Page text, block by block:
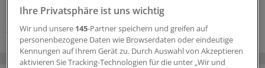
Schlagworte:
Schmerzen Allgemeinmedizin Neurologie/Psychiatrie
Ihre Privatsphäre ist uns wichtig
Wir und unsere 145-Partner speichern und greifen auf
personenbezogene Daten wie Browserdaten oder eindeutige
Kennungen auf Ihrem Gerät zu. Durch Auswahl von Akzeptieren
aktivieren Sie Tracking-Technologien für die unter „Wir und